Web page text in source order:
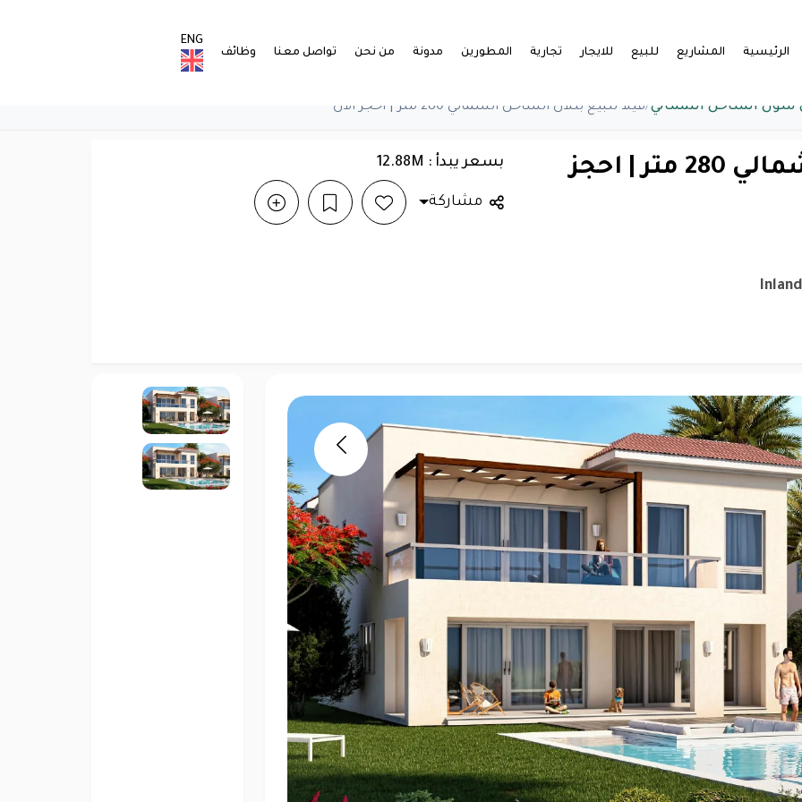
الرئيسية المشاريع للبيع للايجار تجارية المطورين مدونة من نحن تواصل معنا وظائف
ENG
سول الساحل الشمالي/فيلا للبيع بتلال الساحل الشمالي 280 متر | احجز الآن
فيلا للبيع بتلال الساحل الشمالي 280 متر | احجز
Inland
بسعر يبدأ : 12.88M
مشاركة
Previous